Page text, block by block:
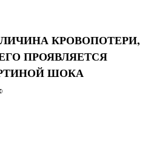
КРОВОПОТЕРИ,
ПРОЯВЛЯЕТСЯ
ШОКА